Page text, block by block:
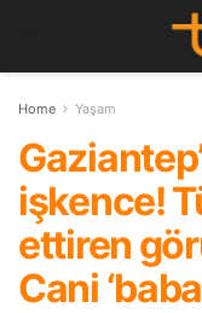
Home Yaşam
işkence!
ettiren
Cani